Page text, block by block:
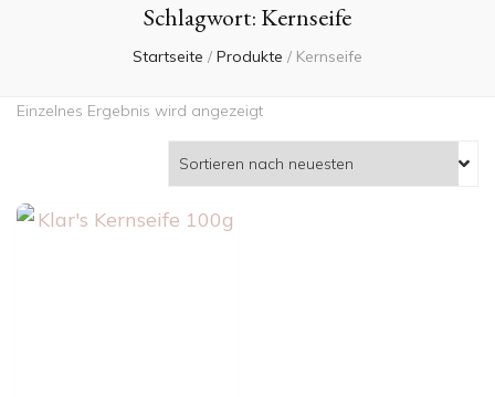
Schlagwort: Kernseife
Startseite / Produkte / Kernseife
Einzelnes Ergebnis wird angezeigt